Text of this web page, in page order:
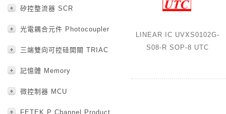
矽控整流器 SCR
光電耦合元件 Photocoupler
三端雙向可控硅開關 TRIAC
記憶體 Memory
微控制器 MCU
FETEK P Channel Product
LINEAR IC UVXS0102G-
S08-R SOP-8 UTC